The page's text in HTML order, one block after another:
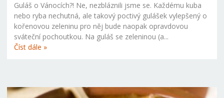
Guláš o Vánocích?! Ne, nezbláznili jsme se. Každému kuba
nebo ryba nechutná, ale takový poctivý gulášek vylepšený o
kořenovou zeleninu pro něj bude naopak opravdovou
sváteční pochoutkou. Na guláš se zeleninou (a...
Číst dále »